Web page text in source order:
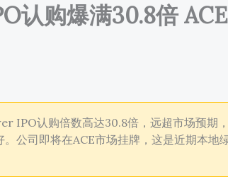
认购爆满30.8倍
IPO认购倍数高达30.8倍，远超市场预期
公司即将在ACE市场挂牌，这是近期本地